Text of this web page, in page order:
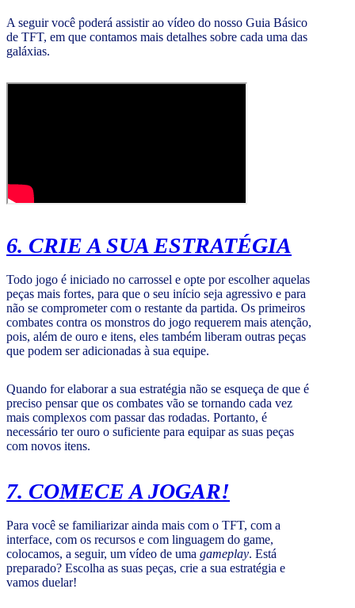
A seguir você poderá assistir ao vídeo do nosso Guia Básico
de TFT, em que contamos mais detalhes sobre cada uma das
galáxias.
6. CRIE A SUA ESTRATÉGIA
Todo jogo é iniciado no carrossel e opte por escolher aquelas
peças mais fortes, para que o seu início seja agressivo e para
não se comprometer com o restante da partida. Os primeiros
combates contra os monstros do jogo requerem mais atenção,
pois, além de ouro e itens, eles também liberam outras peças
que podem ser adicionadas à sua equipe.
Quando for elaborar a sua estratégia não se esqueça de que é
preciso pensar que os combates vão se tornando cada vez
mais complexos com passar das rodadas. Portanto, é
necessário ter ouro o suficiente para equipar as suas peças
com novos itens.
7. COMECE A JOGAR!
Para você se familiarizar ainda mais com o TFT, com a
interface, com os recursos e com linguagem do game,
colocamos, a seguir, um vídeo de uma gameplay. Está
preparado? Escolha as suas peças, crie a sua estratégia e
vamos duelar!